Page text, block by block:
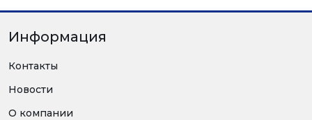
Информация
Контакты
Новости
О компании